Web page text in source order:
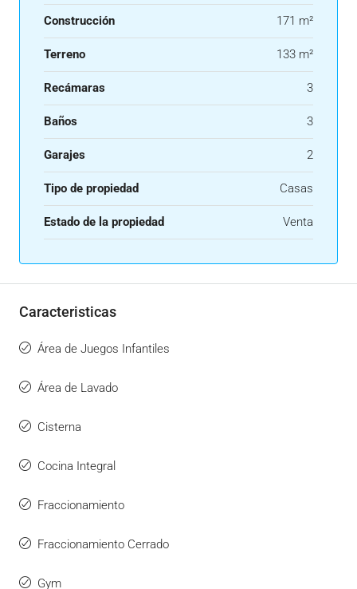
Construcción 171 m²
Terreno 133 m²
Recámaras 3
Baños 3
Garajes 2
Tipo de propiedad Casas
Estado de la propiedad Venta
Caracteristicas
Área de Juegos Infantiles
Área de Lavado
Cisterna
Cocina Integral
Fraccionamiento
Fraccionamiento Cerrado
Gym